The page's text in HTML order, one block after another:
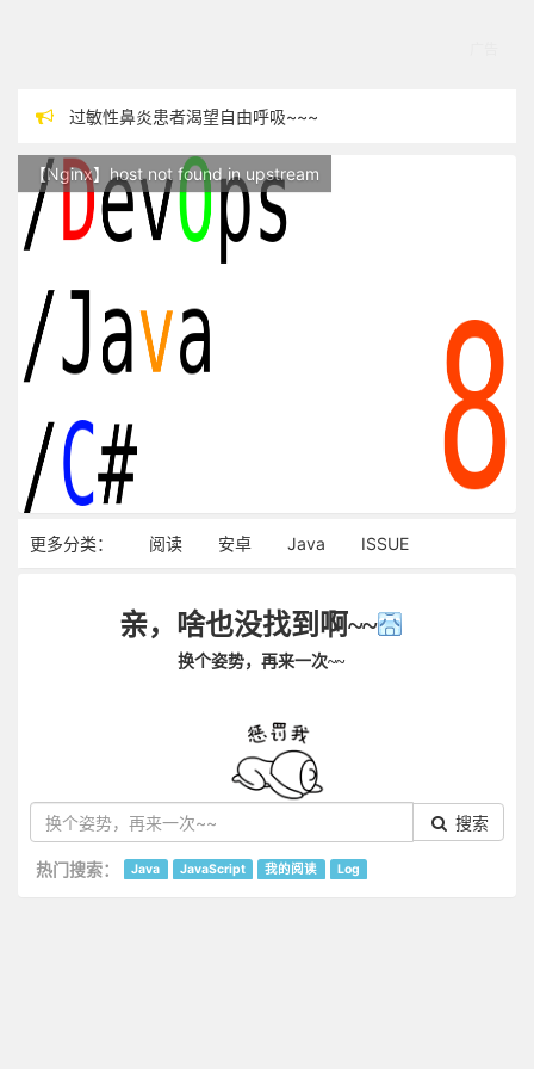
过敏性鼻炎患者渴望自由呼吸~~~
站点随时调整中，如果不能访问，请稍等片刻
反对日本核废水排海
【Nginx】host not found in upstream
更多分类： 阅读 安卓 Java ISSUE
亲，啥也没找到啊~~
换个姿势，再来一次~~
搜索
热门搜索： Java JavaScript 我的阅读 Log